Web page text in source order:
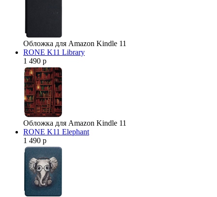
Обложка для Amazon Kindle 11
RONE K11 Library
1 490 р
Обложка для Amazon Kindle 11
RONE K11 Elephant
1 490 р